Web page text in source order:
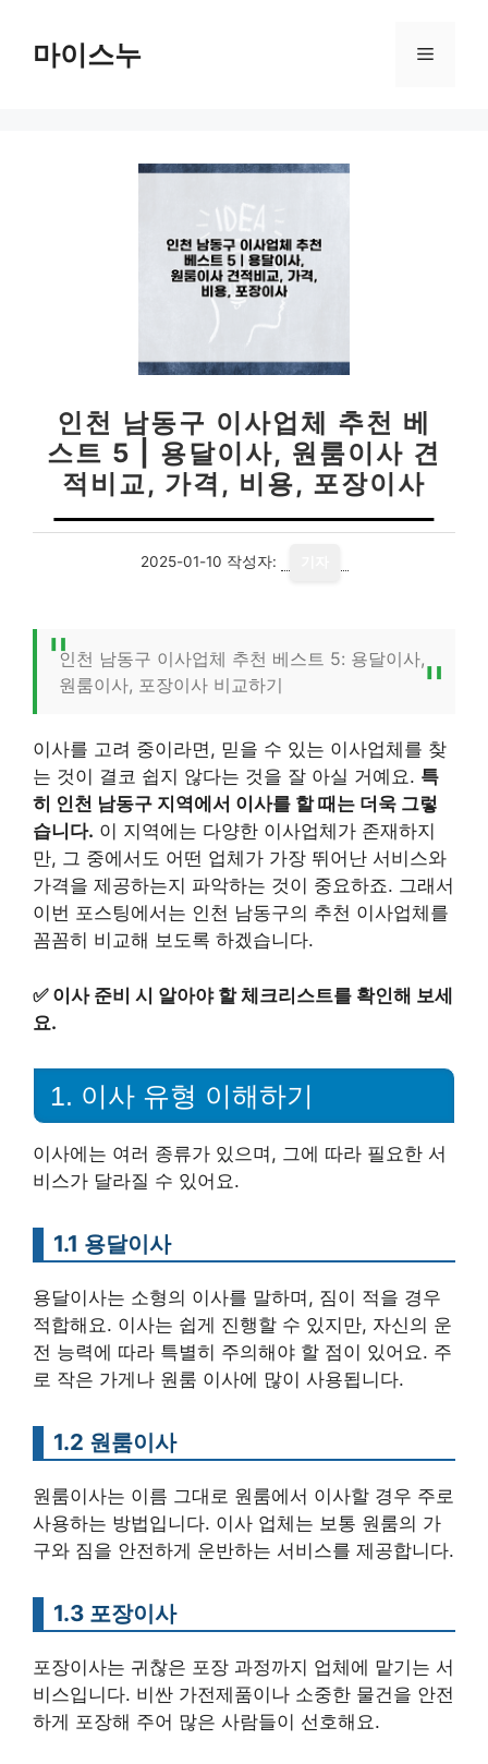
마이스누 메
인천 남동구 이사업체 추천 베
스트 5 | 용달이사, 원룸이사 견
적비교, 가격, 비용, 포장이사
2025-01-10 작성자:
인천 남동구 이사업체 추천 베스트 5: 용달이사,
원룸이사, 포장이사 비교하기
이사를 고려 중이라면, 믿을 수 있는 이사업체를 찾
는 것이 결코 쉽지 않다는 것을 잘 아실 거예요. 특
히 인천 남동구 지역에서 이사를 할 때는 더욱 그렇
습니다. 이 지역에는 다양한 이사업체가 존재하지
만, 그 중에서도 어떤 업체가 가장 뛰어난 서비스와
가격을 제공하는지 파악하는 것이 중요하죠. 그래서
이번 포스팅에서는 인천 남동구의 추천 이사업체를
꼼꼼히 비교해 보도록 하겠습니다.
✅ 이사 준비 시 알아야 할 체크리스트를 확인해 보세
요.
1. 이사 유형 이해하기
이사에는 여러 종류가 있으며, 그에 따라 필요한 서
비스가 달라질 수 있어요.
1.1 용달이사
용달이사는 소형의 이사를 말하며, 짐이 적을 경우
적합해요. 이사는 쉽게 진행할 수 있지만, 자신의 운
전 능력에 따라 특별히 주의해야 할 점이 있어요. 주
로 작은 가게나 원룸 이사에 많이 사용됩니다.
1.2 원룸이사
원룸이사는 이름 그대로 원룸에서 이사할 경우 주로
사용하는 방법입니다. 이사 업체는 보통 원룸의 가
구와 짐을 안전하게 운반하는 서비스를 제공합니다.
1.3 포장이사
포장이사는 귀찮은 포장 과정까지 업체에 맡기는 서
비스입니다. 비싼 가전제품이나 소중한 물건을 안전
하게 포장해 주어 많은 사람들이 선호해요.